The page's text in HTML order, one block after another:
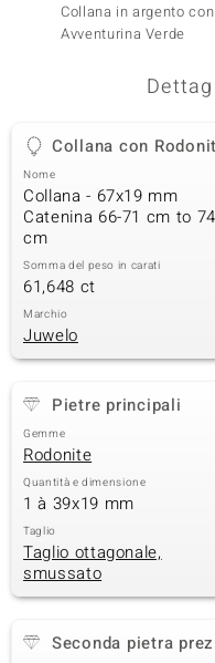
Collana in argento con
Avventurina Verde
Collana con
Nome
Collana - 67x19 mm
Catenina 66-71 cm to
cm
Somma del peso in carati
61,648 ct
Marchio
Juwelo
Pietre principali
Gemme
Rodonite
Quantità e dimensione
1 à 39x19 mm
Taglio
Taglio ottagonale,
smussato
Seconda pietra